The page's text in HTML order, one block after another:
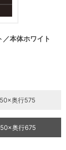
本体ホワイト
奥行575
奥行675